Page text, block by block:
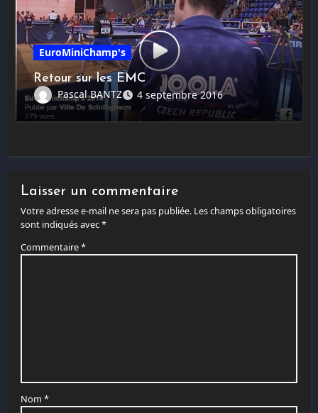
EuroMiniChamp's
Retour sur les EMC
Pascal BANTZ
4 septembre 2016
Laisser un commentaire
Votre adresse e-mail ne sera pas publiée. Les champs obligatoires
sont indiqués avec*
Commentaire*
Nom *